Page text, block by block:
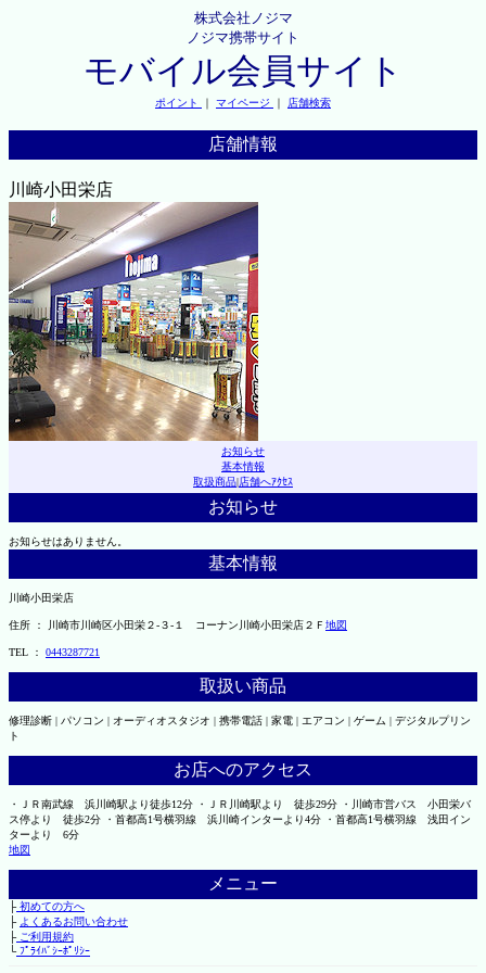
株式会社ノジマ
ノジマ携帯サイト
モバイル会員サイト
ポイント ｜ マイページ ｜ 店舗検索
店舗情報
川崎小田栄店
お知らせ
基本情報
取扱商品|店舗へｱｸｾｽ
お知らせ
お知らせはありません。
基本情報
川崎小田栄店
住所 ： 川崎市川崎区小田栄２‐３‐１ コーナン川崎小田栄店２Ｆ 地図
TEL ： 0443287721
取扱い商品
修理診断 | パソコン | オーディオスタジオ | 携帯電話 | 家電 | エアコン | ゲーム | デジタルプリン
ト
お店へのアクセス
・ＪＲ南武線 浜川崎駅より徒歩12分 ・ＪＲ川崎駅より 徒歩29分 ・川崎市営バス 小田栄バ
ス停より 徒歩2分 ・首都高1号横羽線 浜川崎インターより4分 ・首都高1号横羽線 浅田イン
ターより 6分
地図
メニュー
├初めての方へ
├ よくあるお問い合わせ
├ご利用規約
└ﾌﾟﾗｲﾊﾞｼｰﾎﾟﾘｼｰ